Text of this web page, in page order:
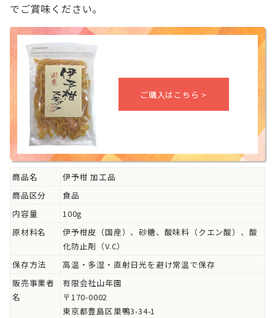
でご賞味ください。
商品名
伊予柑 加工品
商品区分
食品
内容量
100g
原材料名
伊予柑皮（国産）、砂糖、酸味料（クエン酸）、酸
化防止剤（V.C）
保存方法
高温・多湿・直射日光を避け常温で保存
販売事業者
名
有限会社山年園
〒170-0002
東京都豊島区巣鴨3-34-1